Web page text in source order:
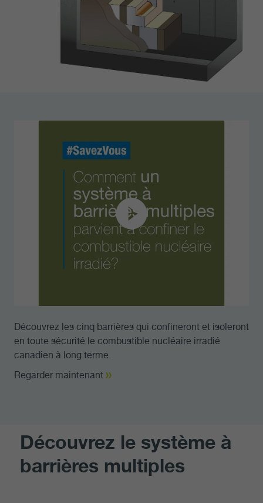
Découvrez les cinq barrières qui confineront et isoleront
en toute sécurité le combustible nucléaire irradié
canadien à long terme.
Regarder maintenant
Découvrez le système à
barrières multiples